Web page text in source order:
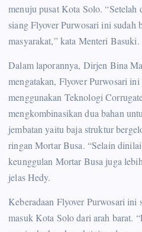
menuju pusat Kota Solo.
siang Flyover Purwosari ini sudah
masyarakat,” kata Menteri Basuki.
Dalam laporannya, Dirjen Bina
mengatakan, Flyover Purwosari
menggunakan Teknologi
mengkombinasikan dua bahan
jembatan yaitu baja struktur
ringan Mortar Busa. “Selain
keunggulan Mortar Busa juga
jelas Hedy.
Keberadaan Flyover Purwosari ini
masuk Kota Solo dari arah barat.